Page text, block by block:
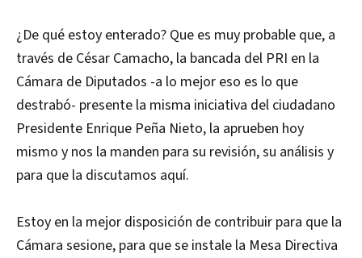
¿De qué estoy enterado? Que es muy probable que, a
través de César Camacho, la bancada del PRI en la
Cámara de Diputados -a lo mejor eso es lo que
destrabó- presente la misma iniciativa del ciudadano
Presidente Enrique Peña Nieto, la aprueben hoy
mismo y nos la manden para su revisión, su análisis y
para que la discutamos aquí.
Estoy en la mejor disposición de contribuir para que la
Cámara sesione, para que se instale la Mesa Directiva